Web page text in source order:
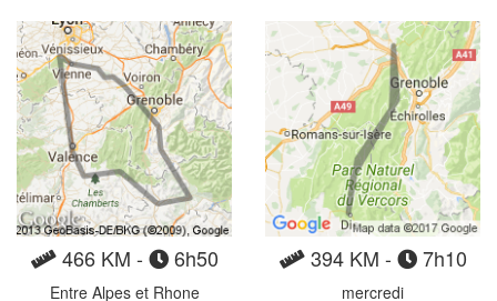
466 KM - 6h50
Entre Alpes et Rhone
394 KM - 7h10
mercredi